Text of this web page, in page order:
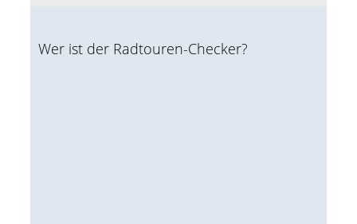
Wer ist der Radtouren-Checker?